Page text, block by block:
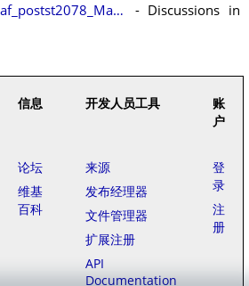
en.smath.info/forum/yaf_postst2078_Maxima-Plugin.aspx
- Discussions in
信息 开发人员工具
账
户
论坛
维基
百科
来源
发布经理器
文件管理器
扩展注册
API
Documentation
登
录
注
册